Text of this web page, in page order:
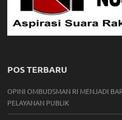
POS TERBARU
OPINI OMBUDSMAN RI MENJADI
PELAYANAN PUBLIK